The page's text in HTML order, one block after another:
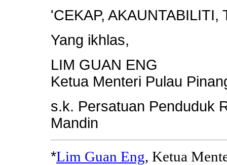
'CEKAP, AKAUNTABILITI,
Yang ikhlas,
LIM GUAN ENG
Ketua Menteri Pulau
s.k. Persatuan Penduduk
Mandin
*Lim Guan Eng, Ketua